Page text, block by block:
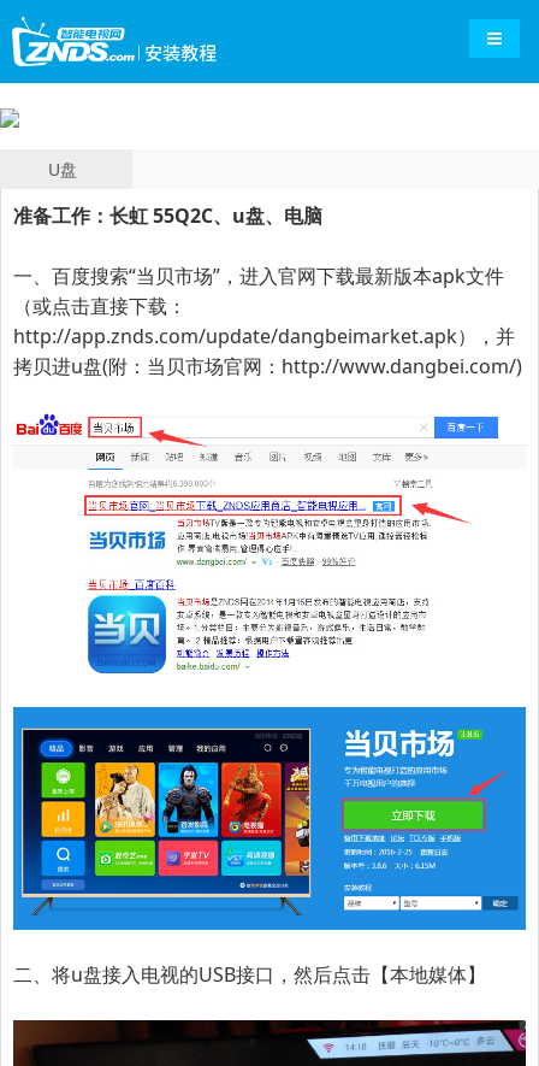
导航
U盘
准备工作：长虹 55Q2C、u盘、电脑
一、百度搜索“当贝市场”，进入官网下载最新版本apk文件
（或点击直接下载：
http://app.znds.com/update/dangbeimarket.apk），并
拷贝进u盘(附：当贝市场官网： http://www.dangbei.com/)
二、将u盘接入电视的USB接口，然后点击【本地媒体】